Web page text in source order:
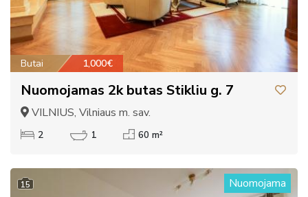
Butai 1,000€
Nuomojamas 2k butas Stikliu g. 7
VILNIUS, Vilniaus m. sav.
2 1 60 m²
15 Nuomojama